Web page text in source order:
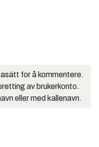
for å kommentere.
av brukerkonto.
eller med kallenavn.